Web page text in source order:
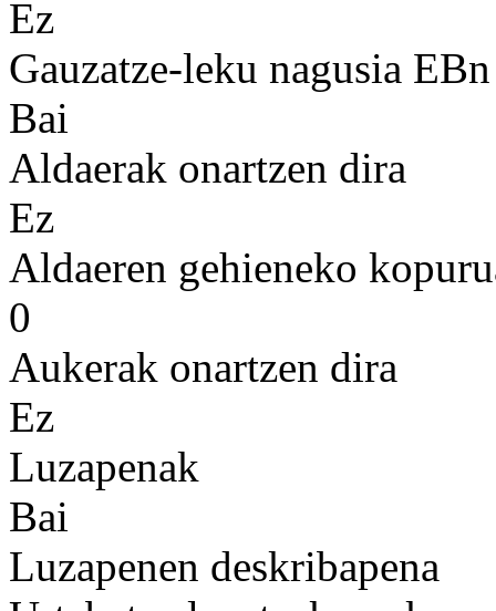
Ez
Gauzatze-leku nagusia EBn
Bai
Aldaerak onartzen dira
Ez
Aldaeren gehieneko
0
Aukerak onartzen dira
Ez
Luzapenak
Bai
Luzapenen deskribapena